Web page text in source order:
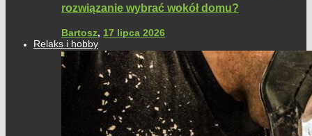
rozwiązanie wybrać wokół domu?
Bartosz, 17 lipca 2026
Relaks i hobby